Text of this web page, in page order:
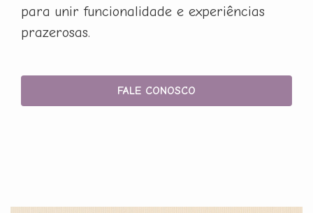
para unir funcionalidade e experiências
prazerosas.
FALE CONOSCO